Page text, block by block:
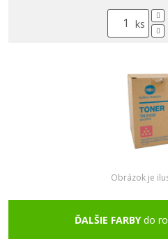
ks
Obrázok je
ĎALŠIE FARBYdo